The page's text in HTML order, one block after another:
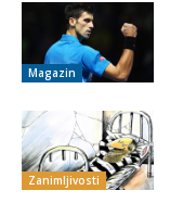
Magazin
Zanimljivosti